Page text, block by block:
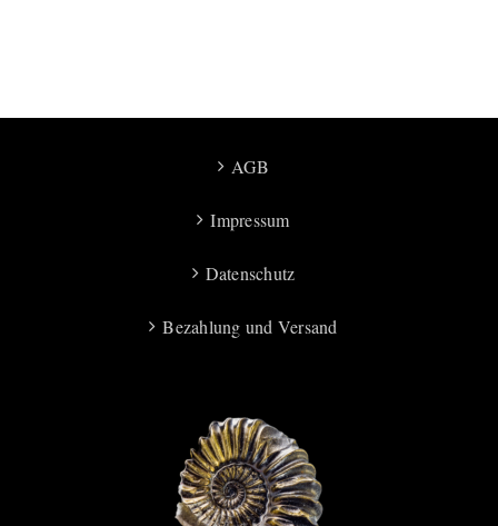
AGB
Impressum
Datenschutz
Bezahlung und Versand